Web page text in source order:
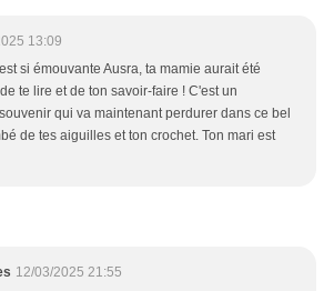
13:09
si émouvante Ausra, ta mamie aurait été
te lire et de ton savoir-faire ! C'est un
qui va maintenant perdurer dans ce bel
de tes aiguilles et ton crochet. Ton mari est
12/03/2025 21:55